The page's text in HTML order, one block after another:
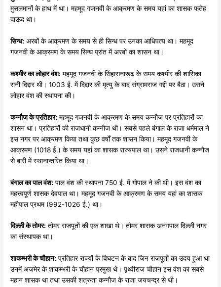
मुसलमानों के हाथ में था। महमूद गजनवी के आक्रमण के समय यहां का शासक फतेह
दाऊद था।
सिन्ध: अरबों के आक्रमण के समय से ही सिन्ध पर उनका आधिपत्य था। महमूद
गजनवी के आक्रमण के समय सिन्ध प्रांत में अरबों का शासन था।
कश्मीरकालोहारवंश: महमूद गजनवी के सिंहासनारूढ़ के समय कश्मीर की शासिका
रानी दिद्दार थी। 1003 ई. में दिद्दार की मृत्यु के बाद संग्रामराज गद्दी पर बैठा। उसने
लोहार वंश की स्थापना की।
कन्नौजकेप्रतिहार: महमूद गजनवी के आक्रमण के समय कन्नौज पर प्रतिहारों का
शासन था। प्रतिहारों की राजधानी कन्नौज थी। सबसे पहले बंगाल के राजा धर्ममाल ने
इस नगर पर आक्रमण किया तथा कुछ वर्षों तक शासन किया। महमूद गजनवी के
आक्रमण (1018 ई.) के समय यहां का शासक राज्यपाल था। उसने राजधानी कन्नौज
से बारी में स्थानान्तरित किया था।
बंगालकापालवंश: पाल वंश की स्थापना 750 ई. में गोपाल ने की थी। इस वंश का
महत्त्वपूर्ण शासक देवपाल था। महमूद गजनवी के आक्रमण के समय यहां का शासक
महीपाल प्रथम (992-1026 ई.) था।
दिल्लीकेतोमर: तोमर राजपूतों की एक शाखा थे। तोमर शासक अनंगपाल दिल्ली नगर
का संस्थापक था।
शाकम्भरीकेचौहान: प्रतिहार राज्यों के विघटन के बाद जिन राजपूतों का उदय हुआ था
उनमें अजमेर के शाकम्भरी के चौहान प्रमुख थे। पृथ्वीराज चौहान इस वंश का सबसे
महान शासक था तथा उसकी शत्रुता कन्नौज के राजा जयचन्द्र से थी।